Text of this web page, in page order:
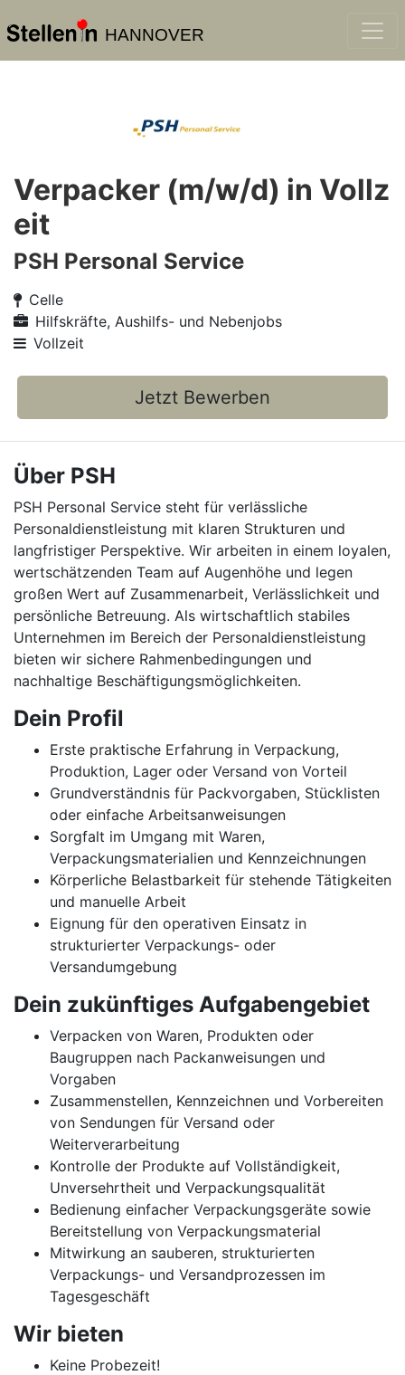
HANNOVER
Verpacker (m/w/d) in Vollz
eit
PSH Personal Service
Celle
Hilfskräfte, Aushilfs- und Nebenjobs
Vollzeit
Jetzt Bewerben
Über PSH
PSH Personal Service steht für verlässliche
Personaldienstleistung mit klaren Strukturen und
langfristiger Perspektive. Wir arbeiten in einem loyalen,
wertschätzenden Team auf Augenhöhe und legen
großen Wert auf Zusammenarbeit, Verlässlichkeit und
persönliche Betreuung. Als wirtschaftlich stabiles
Unternehmen im Bereich der Personaldienstleistung
bieten wir sichere Rahmenbedingungen und
nachhaltige Beschäftigungsmöglichkeiten.
Dein Profil
Erste praktische Erfahrung in Verpackung,
Produktion, Lager oder Versand von Vorteil
Grundverständnis für Packvorgaben, Stücklisten
oder einfache Arbeitsanweisungen
Sorgfalt im Umgang mit Waren,
Verpackungsmaterialien und Kennzeichnungen
Körperliche Belastbarkeit für stehende Tätigkeiten
und manuelle Arbeit
Eignung für den operativen Einsatz in
strukturierter Verpackungs- oder
Versandumgebung
Dein zukünftiges Aufgabengebiet
Verpacken von Waren, Produkten oder
Baugruppen nach Packanweisungen und
Vorgaben
Zusammenstellen, Kennzeichnen und Vorbereiten
von Sendungen für Versand oder
Weiterverarbeitung
Kontrolle der Produkte auf Vollständigkeit,
Unversehrtheit und Verpackungsqualität
Bedienung einfacher Verpackungsgeräte sowie
Bereitstellung von Verpackungsmaterial
Mitwirkung an sauberen, strukturierten
Verpackungs- und Versandprozessen im
Tagesgeschäft
Wir bieten
Keine Probezeit!